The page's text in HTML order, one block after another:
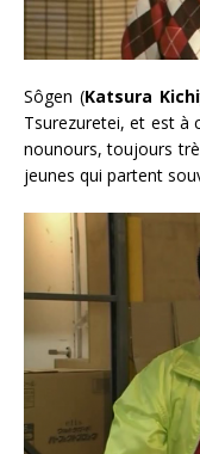
Sôgen (Katsura
Tsurezuretei, et est à
nounours, toujours
jeunes qui partent